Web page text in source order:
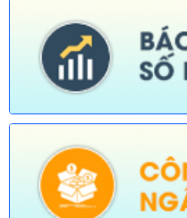
thuộc thẩm quyền giải quyết
Lắk
671/TB-UBND
Thông báo về việc phê duyệt
năng quản lý của Sở Y tế
672/TB-UBND
Thôg báo về việc phê duyệt
lĩnh vực Thông tin, báo chí